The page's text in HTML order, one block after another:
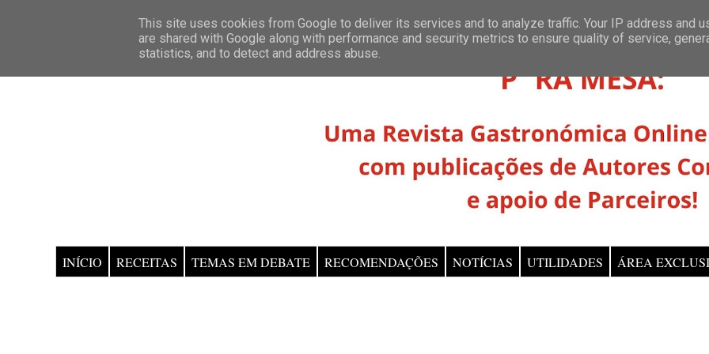
INÍCIO RECEITAS TEMAS EM DEBATE RECOMENDAÇÕES NOTÍCIAS UTILIDADES ÁREA
This site uses cookies from Google to deliver its services and to analyze traffic. Your IP address and
are shared with Google along with performance and security metrics to ensure quality of service,
statistics, and to detect and address abuse.